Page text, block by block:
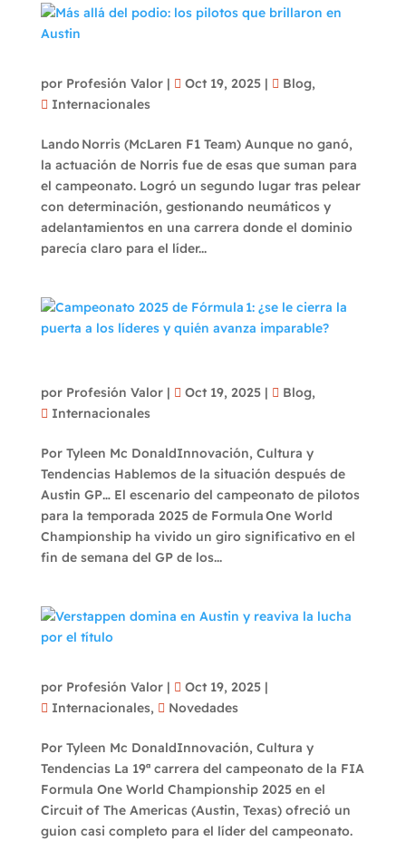
por Profesión Valor| Oct 19, 2025| Blog,
Internacionales
Lando Norris (McLaren F1 Team) Aunque no ganó,
la actuación de Norris fue de esas que suman para
el campeonato. Logró un segundo lugar tras pelear
con determinación, gestionando neumáticos y
adelantamientos en una carrera donde el dominio
parecía claro para el líder...
por Profesión Valor| Oct 19, 2025| Blog,
Internacionales
Por Tyleen Mc DonaldInnovación, Cultura y
Tendencias Hablemos de la situación después de
Austin GP… El escenario del campeonato de pilotos
para la temporada 2025 de Formula One World
Championship ha vivido un giro significativo en el
fin de semana del GP de los...
por Profesión Valor| Oct 19, 2025|
Internacionales, Novedades
Por Tyleen Mc DonaldInnovación, Cultura y
Tendencias La 19ª carrera del campeonato de la FIA
Formula One World Championship 2025 en el
Circuit of The Americas (Austin, Texas) ofreció un
guion casi completo para el líder del campeonato.